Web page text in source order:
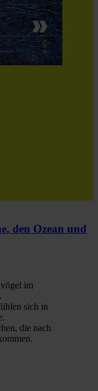
den Ozean und
im
sich in
die nach